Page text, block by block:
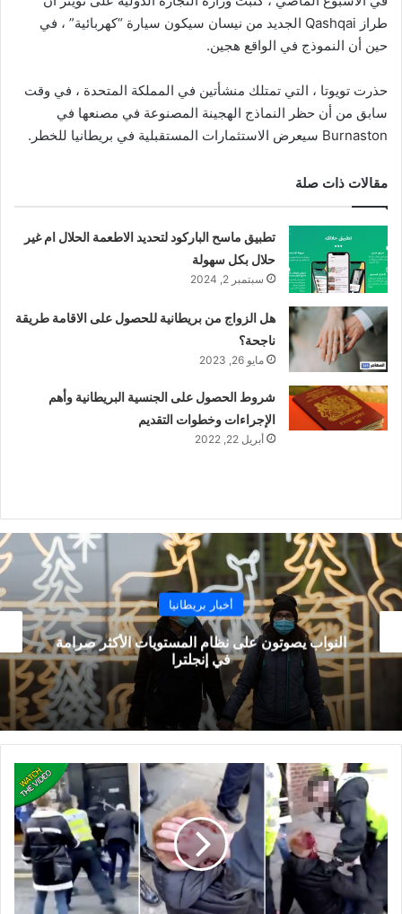
طراز Qashqai الجديد من نيسان سيكون سيارة “كهربائية” ، في
حين أن النموذج في الواقع هجين.
حذرت تويوتا ، التي تمتلك منشأتين في المملكة المتحدة ، في وقت
سابق من أن حظر النماذج الهجينة المصنوعة في مصنعها في
Burnaston سيعرض الاستثمارات المستقبلية في بريطانيا للخطر.
مقالات ذات صلة
تطبيق ماسح الباركود لتحديد الاطعمة الحلال ام غير
حلال بكل سهولة
سبتمبر 2, 2024
هل الزواج من بريطانية للحصول على الاقامة طريقة
ناجحة؟
مايو 26, 2023
شروط الحصول على الجنسية البريطانية وأهم
الإجراءات وخطوات التقديم
أبريل 22, 2022
أخبار بريطانيا
النواب يصوتون على نظام المستويات الأكثر صرامة
في إنجلترا
حادثة
هزت
الشارع
البريطاني
...
شرطي
يضرب
مراهق